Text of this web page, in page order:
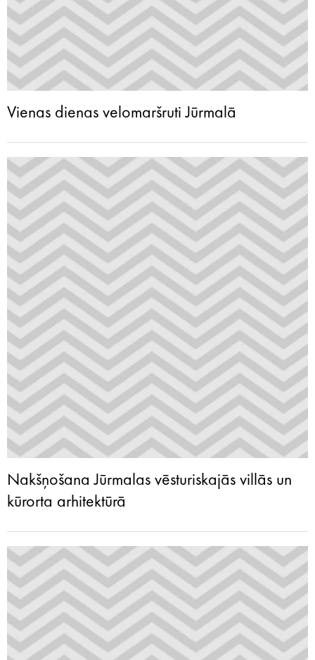
Vienas dienas velomaršruti Jūrmalā
Nakšņošana Jūrmalas vēsturiskajās villās un
kūrorta arhitektūrā